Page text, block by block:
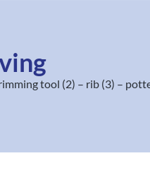
tool (2) – rib (3) –